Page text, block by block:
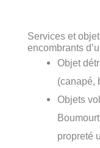
Services et
encombrants
Objet
(canapé,
Objets
propreté